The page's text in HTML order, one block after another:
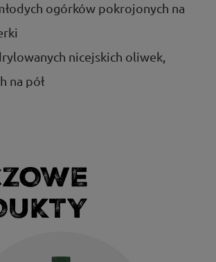
ogórków pokrojonych na
nicejskich oliwek,
na pół